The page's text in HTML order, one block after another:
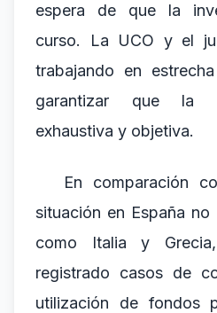
espera de que la
curso. La UCO y el
trabajando en
garantizar que la
exhaustiva y objetiva.
En comparación
situación en España
como Italia y
registrado casos de
utilización de fondos